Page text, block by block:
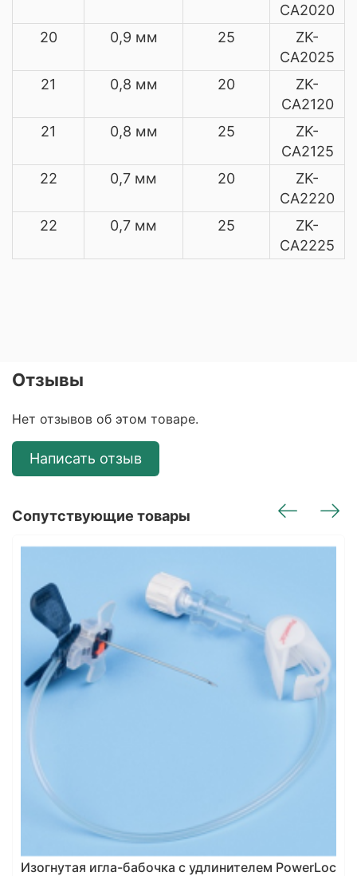
CA2020
20
0,9 мм 25
ZK-
CA2025
21
0,8 мм 20
ZK-
CA2120
21
0,8 мм 25
ZK-
CA2125
22
0,7 мм 20
ZK-
CA2220
22
0,7 мм 25
ZK-
CA2225
Отзывы
Нет отзывов об этом товаре.
Написать отзыв
Сопутствующие товары
Изогнутая игла-бабочка с удлинителем PowerLoc